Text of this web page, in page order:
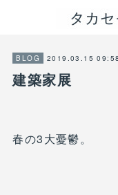
BLOG 2019.03.15 09:58
建築家展
春の3大憂鬱。